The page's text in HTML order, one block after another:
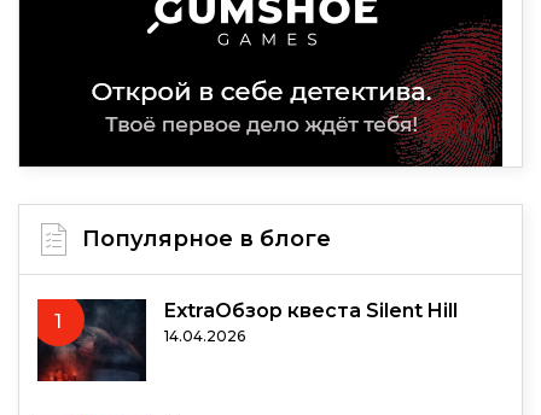
Популярное в блоге
1 ExtraОбзор квеста Silent Hill
14.04.2026